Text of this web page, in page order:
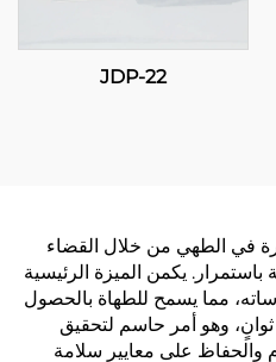
JDP-22
في الطهي من خلال القضاء
يكمن الميزة الرئيسية
مما يسمح للطهاة بالحصول
وهو أمر حاسم لتحقيق
والحفاظ على معايير سلامة